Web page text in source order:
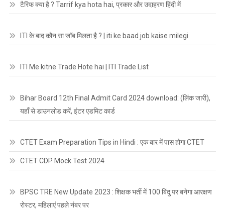
टैरिफ क्या है ? Tarrif kya hota hai, प्रकार और उदाहरण हिंदी में
ITI के बाद कौन सा जॉब मिलता है ? | iti ke baad job kaise milegi
ITI Me kitne Trade Hote hai | ITI Trade List
Bihar Board 12th Final Admit Card 2024 download: (लिंक जारी),
यहाँ से डाउनलोड करें, इंटर एडमिट कार्ड
CTET Exam Preparation Tips in Hindi : एक बार में पास होगा CTET
CTET CDP Mock Test 2024
BPSC TRE New Update 2023 : शिक्षक भर्ती में 100 बिंदु पर बनेगा आरक्षण
रोस्टर, महिलाएं पहले नंबर पर